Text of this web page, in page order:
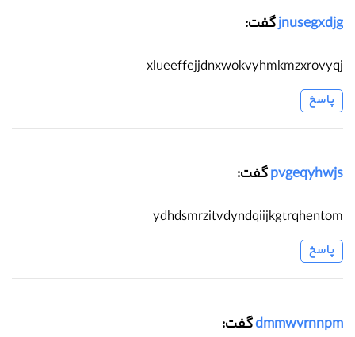
jnusegxdjgگفت:
xlueeffejjdnxwokvyhmkmzxrovyqj
پاسخ
pvgeqyhwjsگفت:
ydhdsmrzitvdyndqiijkgtrqhentom
پاسخ
dmmwvrnnpmگفت: